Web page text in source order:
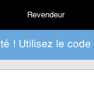
Revendeur
! Utilisez le code